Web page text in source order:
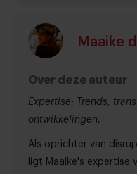
Maaike
Over deze auteur
Expertise: Trends,
ontwikkelingen.
Als oprichter van
ligt Maaike's expertise